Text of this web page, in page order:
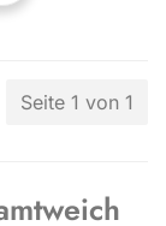
Seite 1 von 1